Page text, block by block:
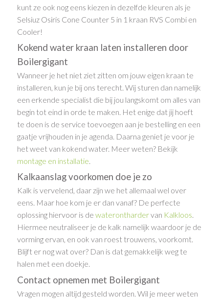
kunt ze ook nog eens kiezen in dezelfde kleuren als je
Selsiuz Osiris Cone Counter 5 in 1 kraan RVS Combi en
Cooler!
Kokend water kraan laten installeren door
Boilergigant
Wanneer je het niet ziet zitten om jouw eigen kraan te
installeren, kun je bij ons terecht. Wij sturen dan namelijk
een erkende specialist die bij jou langskomt om alles van
begin tot eind in orde te maken. Het enige dat jij hoeft
te doen is de service toevoegen aan je bestelling en een
gaatje vrijhouden in je agenda. Daarna geniet je voor je
het weet van kokend water. Meer weten? Bekijk
montage en installatie.
Kalkaanslag voorkomen doe je zo
Kalk is vervelend, daar zijn we het allemaal wel over
eens. Maar hoe kom je er dan vanaf? De perfecte
oplossing hiervoor is dewateronthardervan Kalkloos.
Hiermee neutraliseer je de kalk namelijk waardoor je de
vorming ervan, en ook van roest trouwens, voorkomt.
Blijft er nog wat over? Dan is dat gemakkelijk weg te
halen met een doekje.
Contact opnemen met Boilergigant
Vragen mogen altijd gesteld worden. Wil je meer weten